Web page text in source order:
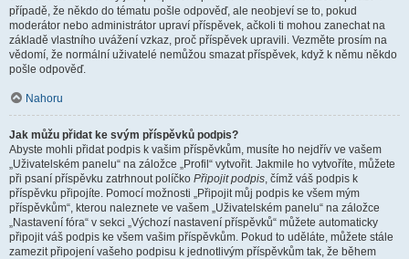
případě, že někdo do tématu pošle odpověď, ale neobjeví se to, pokud
moderátor nebo administrátor upraví příspěvek, ačkoli ti mohou zanechat na
základě vlastního uvážení vzkaz, proč příspěvek upravili. Vezměte prosím na
vědomí, že normální uživatelé nemůžou smazat příspěvek, když k němu někdo
pošle odpověď.
Nahoru
Jak můžu přidat ke svým příspěvků podpis?
Abyste mohli přidat podpis k vašim příspěvkům, musíte ho nejdřív ve vašem
„Uživatelském panelu“ na záložce „Profil“ vytvořit. Jakmile ho vytvoříte, můžete
při psaní příspěvku zatrhnout políčko Připojit podpis, čímž váš podpis k
příspěvku připojíte. Pomocí možnosti „Připojit můj podpis ke všem mým
příspěvkům“, kterou naleznete ve vašem „Uživatelském panelu“ na záložce
„Nastavení fóra“ v sekci „Výchozí nastavení příspěvků“ můžete automaticky
připojit váš podpis ke všem vašim příspěvkům. Pokud to uděláte, můžete stále
zamezit připojení vašeho podpisu k jednotlivým příspěvkům tak, že během